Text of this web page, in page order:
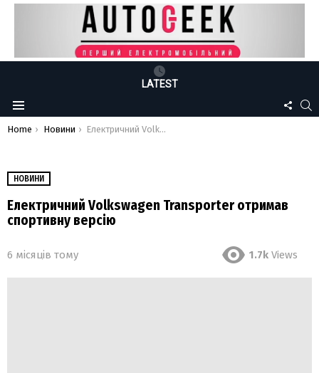
LATEST
Menu
US
You are here:
Home Новини Електричний Volkswagen Transporter отримав спортивну версію
НОВИНИ
Електричний Volkswagen Transporter отримав
спортивну версію
6 місяців тому 1.7k Views